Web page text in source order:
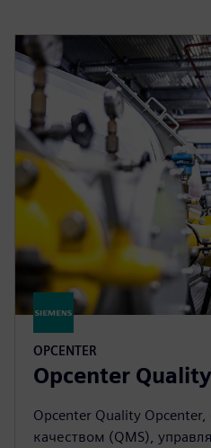
OPCENTER
Opcenter Quality
Opcenter Quality
качеством (QMS),